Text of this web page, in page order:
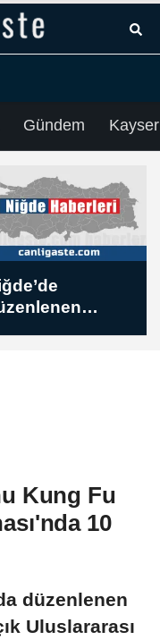
Gündem
Kadın
Takımı,
Kung Fu
10
düzenlenen
Uluslararası